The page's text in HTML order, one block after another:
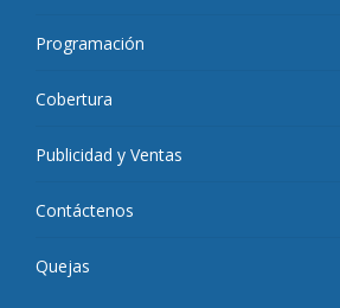
Programación
Cobertura
Publicidad y Ventas
Contáctenos
Quejas